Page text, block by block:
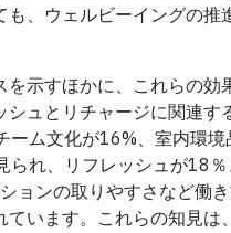
、ウェルビーイングの推
示すほかに、これらの効
ュとリチャージに関連す
ム文化が16%、室内環
られ、リフレッシュが18
ョンの取りやすさなど働
います。これらの知見は